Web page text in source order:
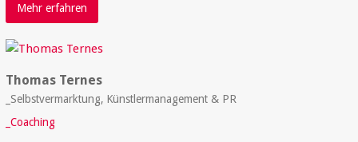
Mehr erfahren
Thomas Ternes
_Selbstvermarktung, Künstlermanagement & PR
_Coaching